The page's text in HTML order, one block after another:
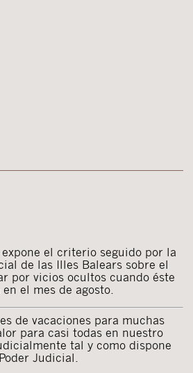
el criterio seguido por la
de las Illes Balears sobre el
por vicios ocultos cuando éste
el mes de agosto.
de vacaciones para muchas
para casi todas en nuestro
tal y como dispone
Judicial.